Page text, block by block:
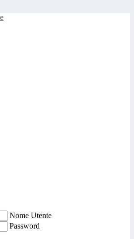
Nome Utente
Password